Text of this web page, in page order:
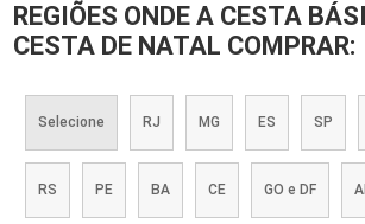
REGIÕES ONDE A CESTA
CESTA DE NATAL COMPRAR:
Selecione RJ MG ES SP
RS PE BA CE GO e DF